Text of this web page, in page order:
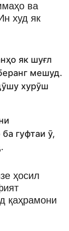
ва
худ як
як шуғл
мешуд.
хурӯш
гуфтаи ӯ,
ҳосил
қаҳрамони